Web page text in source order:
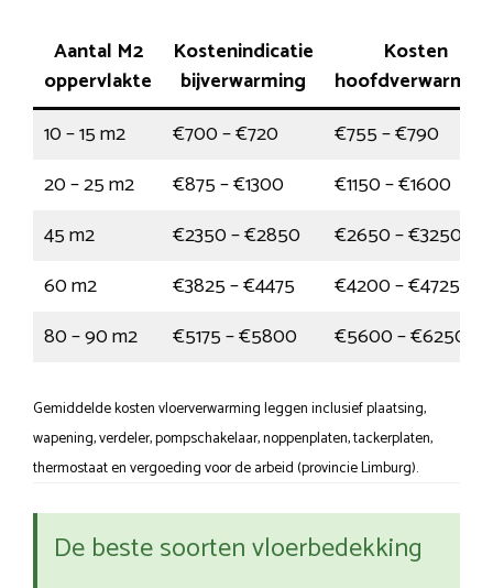
Aantal M2
oppervlakte
Kostenindicatie
bijverwarming
Kosten
10 – 15 m2
€700 – €720
€755 – €790
20 – 25 m2
€875 – €1300
€1150 – €1600
45 m2
€2350 – €2850
€2650 – €3250
60 m2
€3825 – €4475
€4200 – €4725
80 – 90 m2
€5175 – €5800 €5600 – €6250
Gemiddelde kosten vloerverwarming leggen inclusief plaatsing,
wapening, verdeler, pompschakelaar, noppenplaten, tackerplaten,
thermostaat en vergoeding voor de arbeid (provincie Limburg).
De beste soorten vloerbedekking